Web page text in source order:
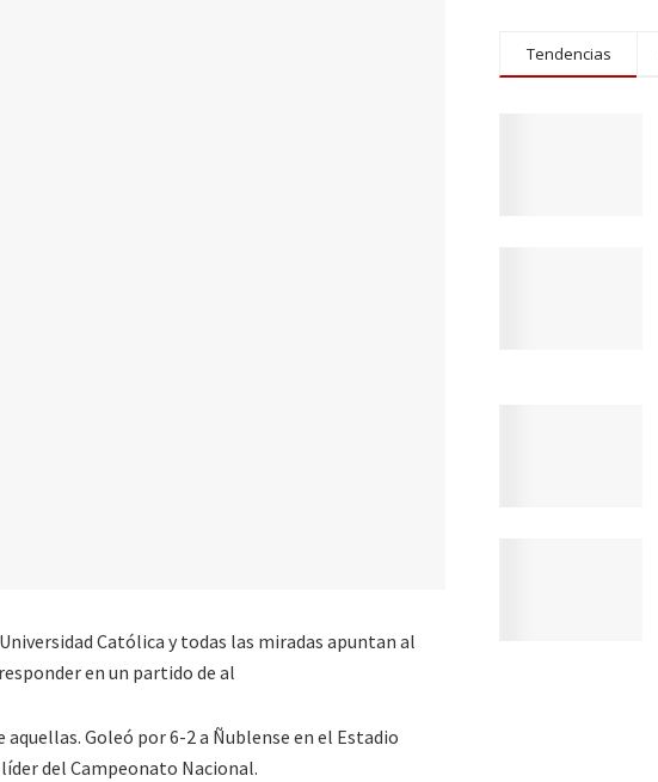
Católica y todas las miradas apuntan al
en un partido de al
aquellas. Goleó por 6-2 a Ñublense en el Estadio
del Campeonato Nacional.
Tendencias